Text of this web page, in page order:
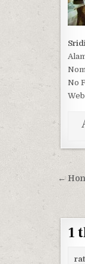
No
←
1